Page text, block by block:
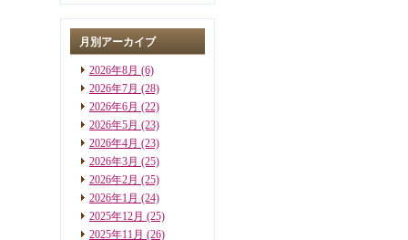
月別アーカイブ
2026年8月 (6)
2026年7月 (28)
2026年6月 (22)
2026年5月 (23)
2026年4月 (23)
2026年3月 (25)
2026年2月 (25)
2026年1月 (24)
2025年12月 (25)
2025年11月 (26)